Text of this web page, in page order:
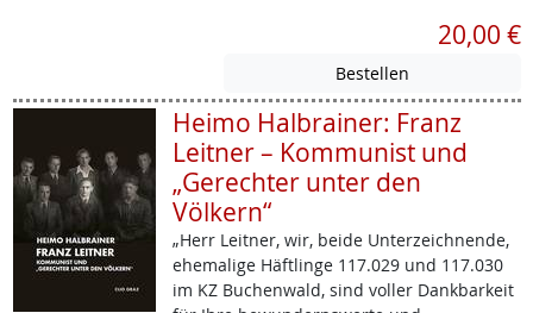
20,00 €
Heimo Halbrainer: Franz
Leitner – Kommunist und
„Gerechter unter den
Völkern“
„Herr Leitner, wir, beide Unterzeichnende,
ehemalige Häftlinge 117.029 und 117.030
im KZ Buchenwald, sind voller Dankbarkeit